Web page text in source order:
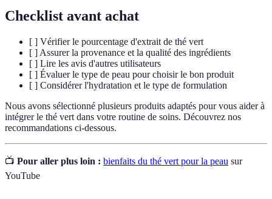
Checklist avant achat
[ ] Vérifier le pourcentage d'extrait de thé vert
[ ] Assurer la provenance et la qualité des ingrédients
[ ] Lire les avis d'autres utilisateurs
[ ] Évaluer le type de peau pour choisir le bon produit
[ ] Considérer l'hydratation et le type de formulation
Nous avons sélectionné plusieurs produits adaptés pour vous aider à
intégrer le thé vert dans votre routine de soins. Découvrez nos
recommandations ci-dessous.
📺 Pour aller plus loin : bienfaits du thé vert pour la peau sur
YouTube